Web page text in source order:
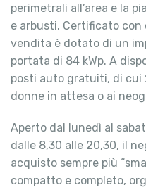
perimetrali all’area e la
e arbusti. Certificato
vendita è dotato di un
portata di 84 kWp. A
posti auto gratuiti, di cui
donne in attesa o ai
Aperto dal lunedì al
dalle 8,30 alle 20,30, il
acquisto sempre più
compatto e completo,